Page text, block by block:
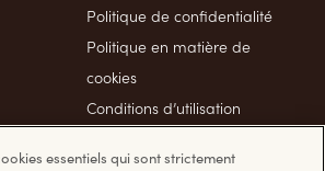
Politique de confidentialité
Politique en matière de
cookies
Conditions d’utilisation
essentiels qui sont strictement